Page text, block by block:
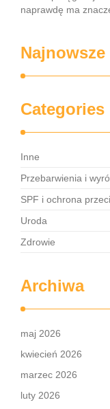
naprawdę ma
Categories
Inne
Przebarwienia i
SPF i ochrona
Uroda
Zdrowie
Archiwa
maj 2026
kwiecień 2026
marzec 2026
luty 2026